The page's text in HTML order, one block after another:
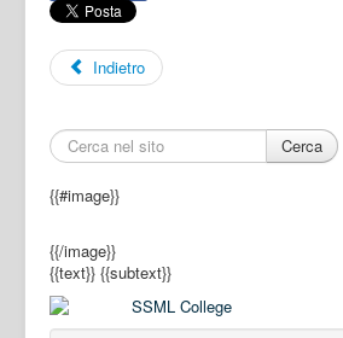
Indietro
Cerca
{{#image}}
{{/image}}
{{text}} {{subtext}}